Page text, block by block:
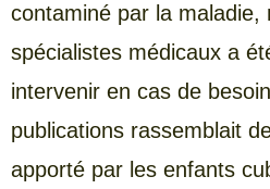
contaminé par la maladie,
spécialistes médicaux a
intervenir en cas de
publications rassemblait
apporté par les enfants